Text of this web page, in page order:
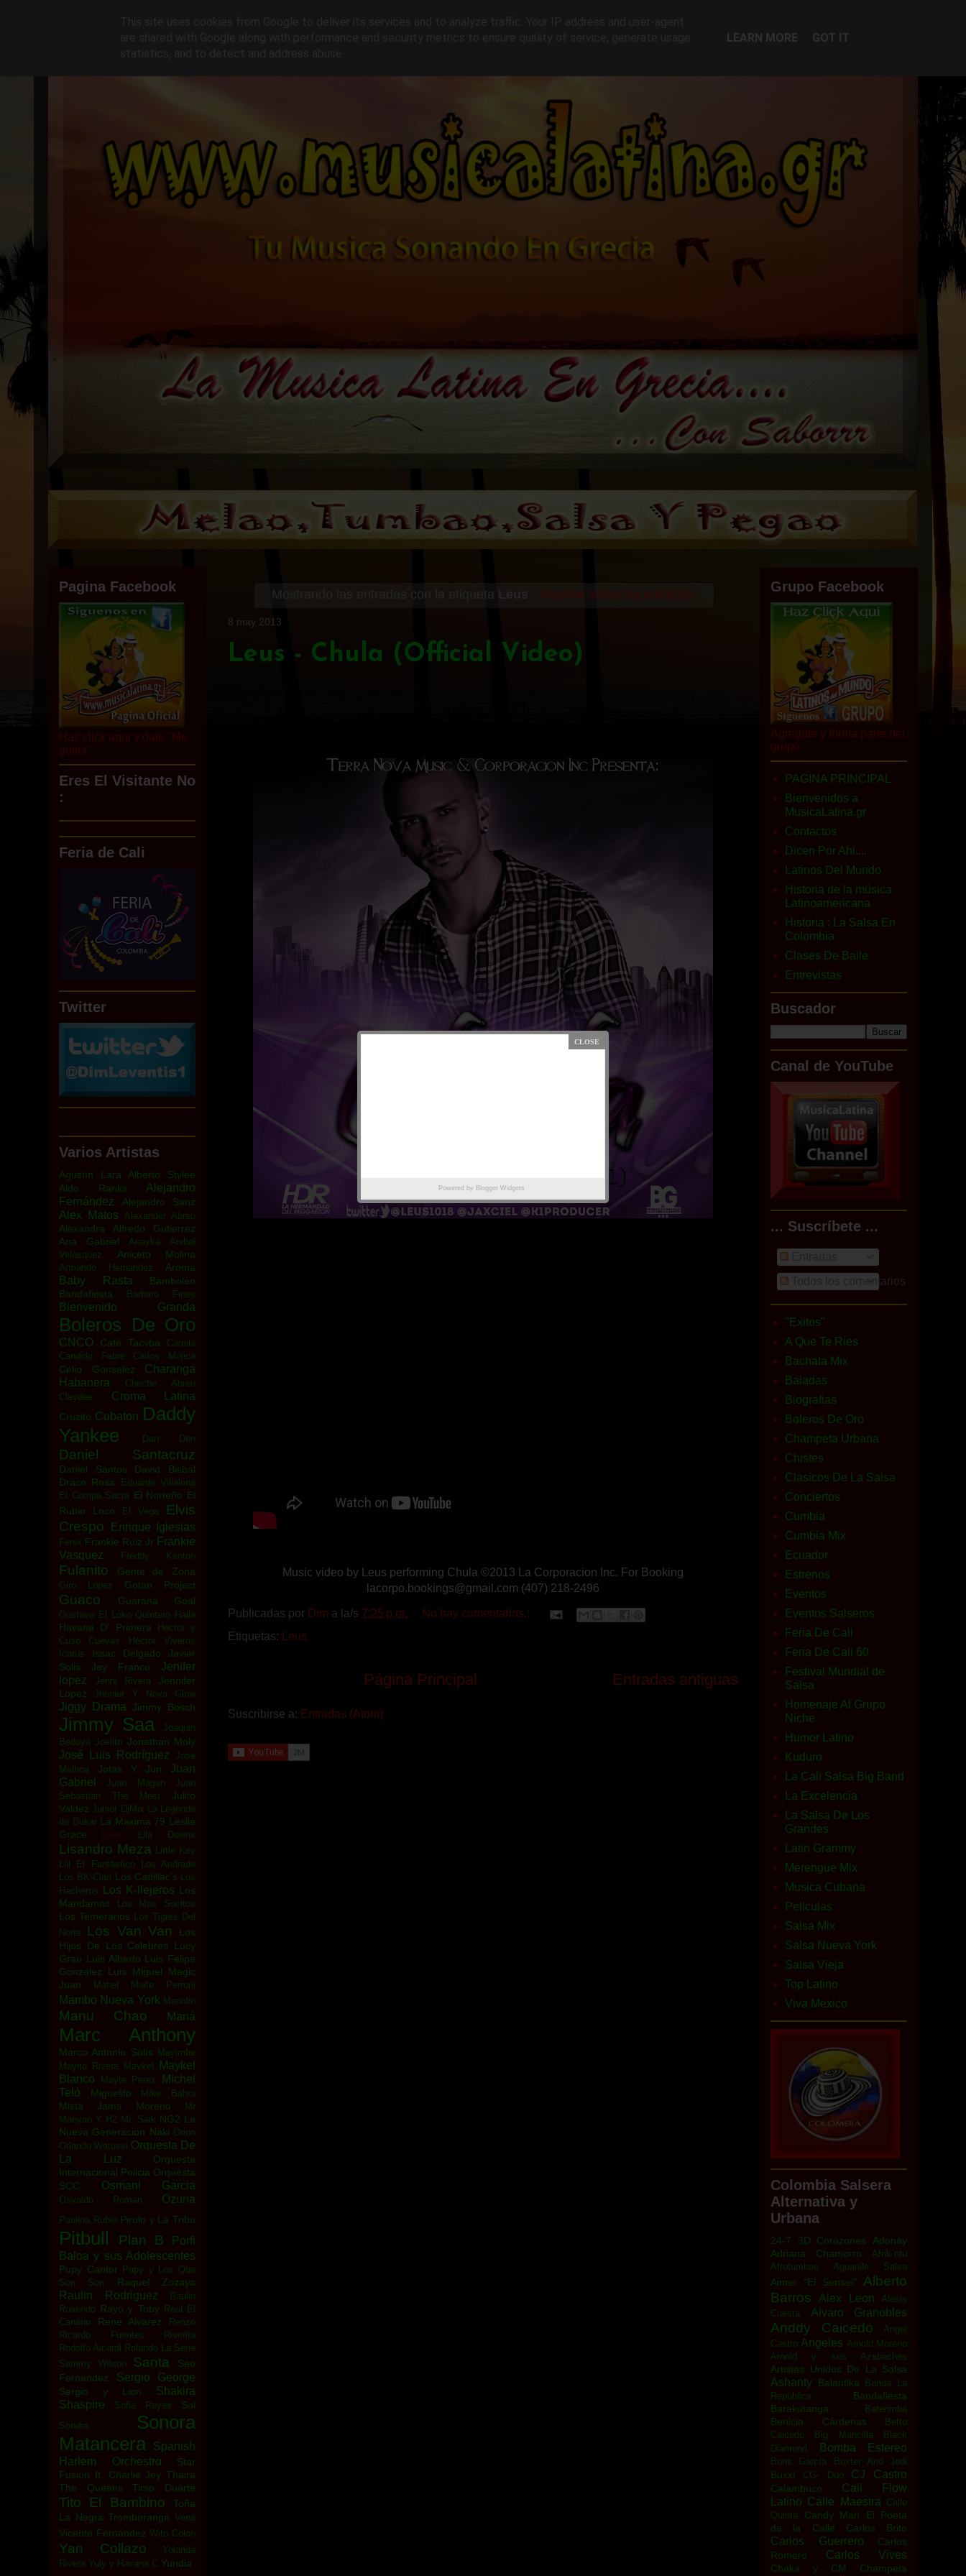
Mostrando las entradas con la etiqueta Mostrar todas las entradas
8 may 2013
Leus - Chula (Official Video)
Music video by Leus performing Chula ©2013 La Corporacion Inc. For Booking
lacorpo.bookings@gmail.com (407) 218-2496
Publicadas por Dim a la/s 7:25 p.m.
No hay comentarios.:
Etiquetas:
Leus
Entradas antiguas
Página Principal
Suscribirse a: Entradas (Atom)
Pagina Facebook
Haz click aqui y dale "Me
gusta"
Eres El Visitante No
:
Powered by Blogger Widgets
Feria de Cali
Twitter
Varios Artistas
Agustín Lara
Alberto Stylee
Aldo Ranks
Alejandro
Fernández
Alejandro Sanz
Alex Matos Alexander Abreu
Alexandra
Alfredo Gutierrez
Ana Gabriel
Anayka
Anibal
Velasquez
Aniceto Molina
Armando Hernandez Aroma
Baby Rasta
Bamboleo
Bandafiesta
Barbaro Fines
Bienvenido Granda
Boleros De Oro
CNCO Café Tacvba
Camila
Candido Fabre
Carlos Mojica
Celio Gonsalez
Charanga
Habanera
Cheche Abreu
Claydee
Croma Latina
Cruzito Cubaton Daddy
Yankee
Dan Den
Daniel Santacruz
Daniel Santos
David Bisbal
Draco Rosa
Eduardo Villalona
El Compa Sacra El Norteño El
Rubio Loco
El Vega
Elvis
Crespo
Enrique Iglesias
Fenix Frankie Ruiz Jr Frankie
Vasquez
Freddy Kenton
Fulanito Gente de Zona
Giro Lopez Gotan Project
Guaco Guarana Goal
Gustavo El Loko Quintero Haila
Havana D' Primera
Hector y
Cuso Cuevas
Héctor Viveros
Icarus
Issac Delgado
Javier
Solis
Jay Franco
Jenifer
lopez
Jenni Rivera
Jennifer
Lopez
Jhonier Y Nova Glow
Jiggy Drama Jimmy Bosch
Jimmy Saa
Joaquin
Bedoya Joelito Jonathan Moly
José Luis Rodríguez
José
Malhoa
Jotas Y Jun
Juan
Gabriel
Juan Magan
Juan
Sebastian The Most
Julito
Valdez Junior DjMix La Légende
de Dakar La Maxima 79 Leslie
Grace
Leus Lila Downs
Lisandro Meza Little Key
Llil El Fantástico
Los Andrade
Los BK-Clan Los Cadillac's Los
Hacheros
Los K-llejeros Los
Mandamas
Los Mas Sueltos
Los Temerarios Los Tigres Del
Norte
Los Van Van
Los
Hijos De Los Celebres
Lucy
Grau Luis Alberto Luis Felipe
Gonzalez
Luis Miguel
Magic
Juan
Mahel Maite Perroni
Mambo Nueva York Manolin
Manu Chao Maná
Marc Anthony
Marco Antonio Solís Mayimbe
Mayito Rivera Maykel
Maykel
Blanco
Mayte Perez
Michel
Teló
Miguelito Mike Bahía
Mista Jams Moreno
Mr
Manyao Y H2 Mr. Saik NG2 La
Nueva Generacion Naki Orion
Orlando Watussi Orquesta De
La Luz
Orquesta
Internacional Policia Orquesta
SCC
Osmani Garcia
Osvaldo Roman Ozuna
Paulina Rubio Pirulo y La Tribu
Pitbull Plan B
Porfi
Baloa y sus Adolescentes
Pupy Cantor Pupy y Los Que
Son Son
Raquel Zozaya
Raulin Rodriguez
Raulin
Rosendo Rayo y Toby Real El
Canario
Rene Alvarez
Renzo
Ricardo Fuentes
Riverita
Rodolfo Aicardi Rolando La Serie
Sammy Wilson
Santa
Seo
Fernandez
Sergio George
Sergio y Lion
Shakira
Shaspire
Sofia Reyes Sol
Sondra
Sonora
Matancera
Spanish
Harlem Orchestrα
Star
Fusion ft. Charlie Jey Thaira
The Queens
Tirso Duarte
Tito El Bambino
Toña
La Negra Tromboranga Vena
Vicente Fernández Wito Colon
Yan Collazo
Yolanda
Rivera Yuly y Havana C Yuridia
Grupo Facebook
Agregate y forma parte del
grupo
PAGINA PRINCIPAL
Bienvenidos a
MusicaLatina.gr
Contactos
Dicen Por Ahi....
Latinos Del Mundo
Historia de la música
Latinoamericana
Historia : La Salsa En
Colombia
Clases De Baile
Entrevistas
Buscador
Canal de YouTube
... Suscríbete ...
Todos los comentarios
"Exitos"
A Que Te Ries
Bachata Mix
Baladas
Biografias
Boleros De Oro
Champeta Urbana
Chistes
Clasicos De La Salsa
Conciertos
Cumbia
Cumbia Mix
Ecuador
Estrenos
Eventos
Eventos Salseros
Feria De Cali
Feria De Cali 60
Festival Mundial de
Salsa
Homenaje Al Grupo
Niche
Humor Latino
Kuduro
La Cali Salsa Big Band
La Excelencia
La Salsa De Los
Grandes
Latin Grammy
Merengue Mix
Musica Cubana
Peliculas
Salsa Mix
Salsa Nueva York
Salsa Vieja
Top Latino
Viva Mexico
Colombia Salsera
Alternativa y
Urbana
24-7 3D Corazones
Adonay
Adriana Chamorro
Afrik´ntu
Afrotumbao
Aguanile Salsa
Aimer "El Sensei"
Alberto
Barros
Alex Leon
Alexis
Cuesta
Alvaro Granobles
Anddy Caicedo
Angel
Castro Angeles Arnold Moreno
Arnold y sus Azabaches
Artistas Unidos De La Salsa
Ashanty Balantika
Banda La
Republica
Bandafiesta
Barakutanga
Baterimba
Benicia Cárdenas
Betto
Caicedo
Big Mancilla
Black
Diamond
Bomba Estereo
Boris García Boxter And Jedi
Buxxi CG- Duo CJ Castro
Calambuco
Cali Flow
Latino Calle Maestra Calle
Quinta
Candy Man El Poeta
de la Calle
Carlos Brito
Carlos Guerrero
Carlos
Romero
Carlos Vives
Chaka y CM
Champeta
LEARN MORE GOT IT